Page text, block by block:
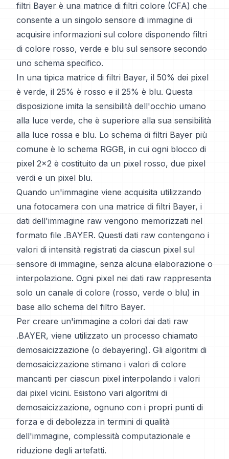
filtri Bayer è una matrice di filtri colore (CFA) che
consente a un singolo sensore di immagine di
acquisire informazioni sul colore disponendo filtri
di colore rosso, verde e blu sul sensore secondo
uno schema specifico.
In una tipica matrice di filtri Bayer, il 50% dei pixel
è verde, il 25% è rosso e il 25% è blu. Questa
disposizione imita la sensibilità dell'occhio umano
alla luce verde, che è superiore alla sua sensibilità
alla luce rossa e blu. Lo schema di filtri Bayer più
comune è lo schema RGGB, in cui ogni blocco di
pixel 2x2 è costituito da un pixel rosso, due pixel
verdi e un pixel blu.
Quando un'immagine viene acquisita utilizzando
una fotocamera con una matrice di filtri Bayer, i
dati dell'immagine raw vengono memorizzati nel
formato file .BAYER. Questi dati raw contengono i
valori di intensità registrati da ciascun pixel sul
sensore di immagine, senza alcuna elaborazione o
interpolazione. Ogni pixel nei dati raw rappresenta
solo un canale di colore (rosso, verde o blu) in
base allo schema del filtro Bayer.
Per creare un'immagine a colori dai dati raw
.BAYER, viene utilizzato un processo chiamato
demosaicizzazione (o debayering). Gli algoritmi di
demosaicizzazione stimano i valori di colore
mancanti per ciascun pixel interpolando i valori
dai pixel vicini. Esistono vari algoritmi di
demosaicizzazione, ognuno con i propri punti di
forza e di debolezza in termini di qualità
dell'immagine, complessità computazionale e
riduzione degli artefatti.